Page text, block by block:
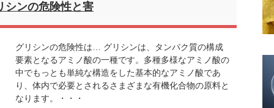
シンの危険性と害
グリシンの危険性は… グリシンは、タンパク質の構成
要素となるアミノ酸の一種です。多種多様なアミノ酸の
中でもっとも単純な構造をした基本的なアミノ酸であ
り、体内で必要とされるさまざまな有機化合物の原料と
なります。・・・